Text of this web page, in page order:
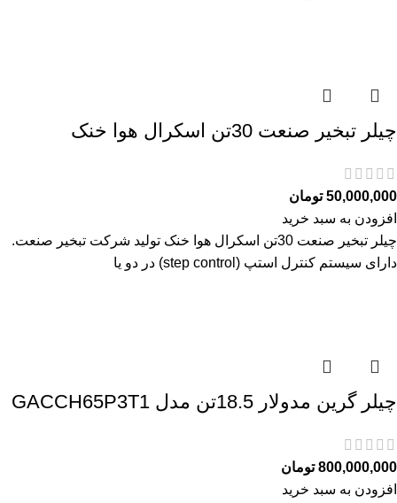
چیلر تبخیر صنعت 30تن اسکرال هوا خنک
50,000,000 تومان
افزودن به سبد خرید
چیلر تبخیر صنعت 30تن اسکرال هوا خنک تولید شرکت تبخیر صنعت.
دارای سیستم کنترل استپ (step control) در دو یا
چیلر گرین مدولار 18.5تن مدل GACCH65P3T1
800,000,000 تومان
افزودن به سبد خرید